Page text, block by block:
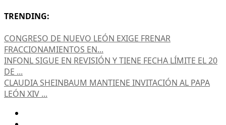
TRENDING:
CONGRESO DE NUEVO LEÓN EXIGE FRENAR
FRACCIONAMIENTOS EN...
INFONL SIGUE EN REVISIÓN Y TIENE FECHA LÍMITE EL 20
DE ...
CLAUDIA SHEINBAUM MANTIENE INVITACIÓN AL PAPA
LEÓN XIV ...